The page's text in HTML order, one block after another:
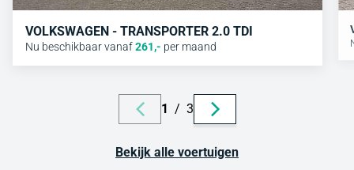
VOLKSWAGEN - TRANSPORTER 2.0 TDI
Nu beschikbaar vanaf261,- per maand
1 / 3
Bekijk alle voertuigen